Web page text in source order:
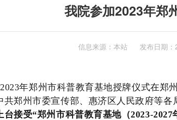
我院参加2023年郑
信息来源：本站 发布日期：
年郑州市科普教育基地授牌仪式在
共郑州市委宣传部、惠济区人民政府等各
台接受“郑州市科普教育基地（2023-2027